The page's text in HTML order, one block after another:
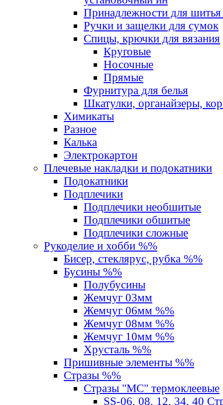
Принадлежности для шитья
Ручки и защелки для сумок
Спицы, крючки для вязания
Круговые
Носочные
Прямые
Фурнитура для белья
Шкатулки, органайзеры,
Химикаты
Разное
Калька
Электрокартон
Плечевые накладки и подокатники
Подокатники
Подплечики
Подплечики необшитые
Подплечики обшитые
Подплечики сложные
Рукоделие и хобби %%
Бисер, стеклярус, рубка %%
Бусины %%
Полубусины
Жемчуг 03мм
Жемчуг 06мм %%
Жемчуг 08мм %%
Жемчуг 10мм %%
Хрусталь %%
Пришивные элементы %%
Стразы %%
Стразы "MС" термоклеевые
SS-06, 08, 12, 34, 40